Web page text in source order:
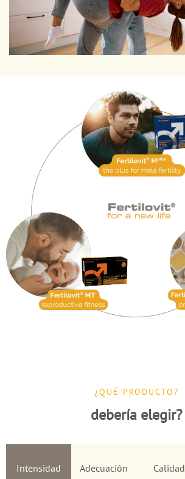
¿QUÉ PRODUCTO?
debería elegir?
Intensidad Adecuación Calidad